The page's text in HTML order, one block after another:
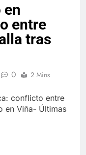
en
entre
tras
0 2 Mins